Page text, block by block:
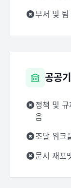
부서 및
공공
정책 및
음
조달 워크
문서 재포